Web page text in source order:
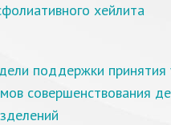
хейлита
поддержки принятия
совершенствования